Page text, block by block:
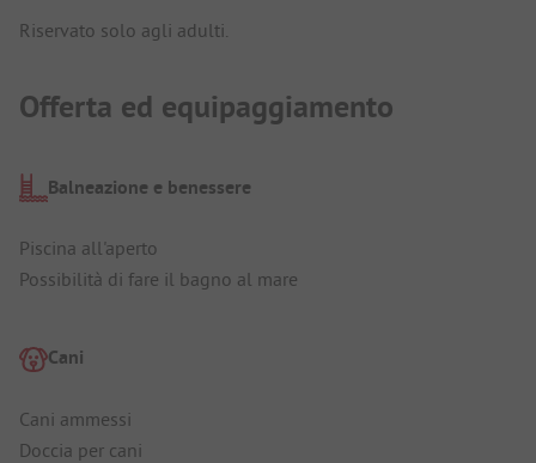
Riservato solo agli adulti.
Offerta ed equipaggiamento
Balneazione e benessere
Piscina all'aperto
Possibilità di fare il bagno al mare
Cani
Cani ammessi
Doccia per cani